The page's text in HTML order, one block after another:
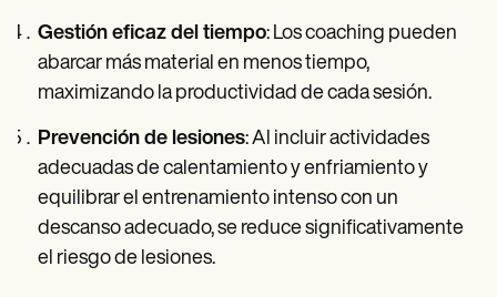
Gestión eficaz del tiempo: Los coaching pueden
abarcar más material en menos tiempo,
maximizando la productividad de cada sesión.
Prevención de lesiones: Al incluir actividades
adecuadas de calentamiento y enfriamiento y
equilibrar el entrenamiento intenso con un
descanso adecuado, se reduce significativamente
el riesgo de lesiones.